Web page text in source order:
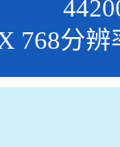
768分